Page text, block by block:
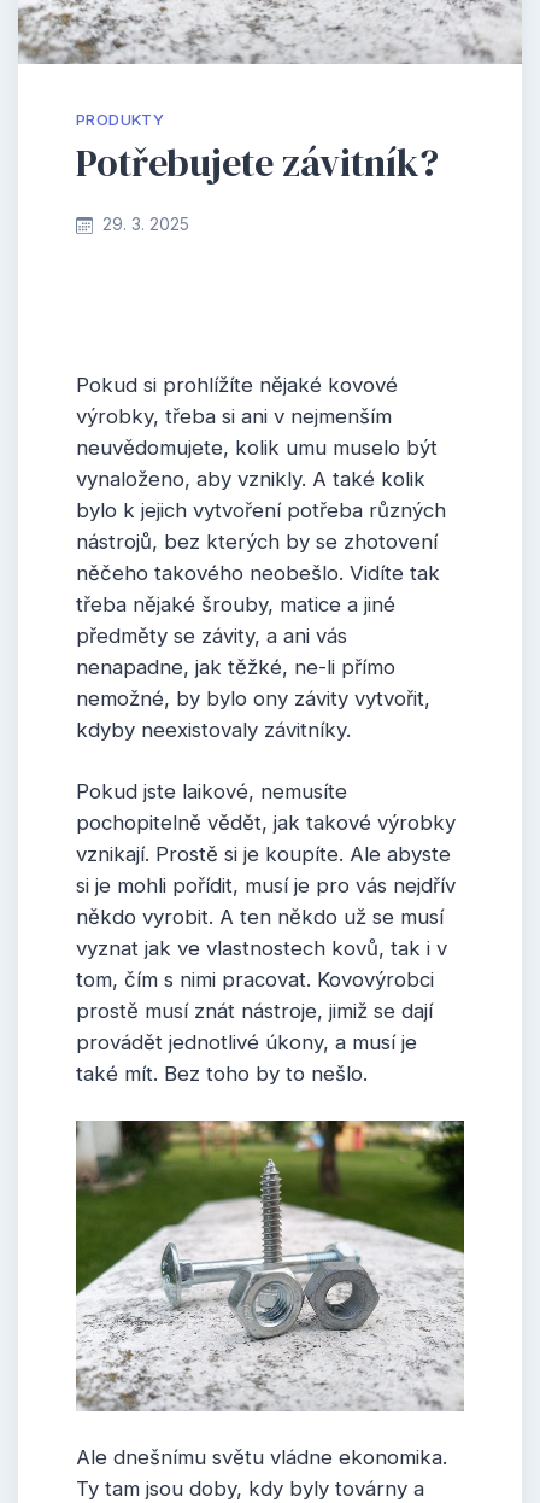
PRODUKTY
Potřebujete závitník?
29. 3. 2025
Pokud si prohlížíte nějaké kovové
výrobky, třeba si ani v nejmenším
neuvědomujete, kolik umu muselo být
vynaloženo, aby vznikly. A také kolik
bylo k jejich vytvoření potřeba různých
nástrojů, bez kterých by se zhotovení
něčeho takového neobešlo. Vidíte tak
třeba nějaké šrouby, matice a jiné
předměty se závity, a ani vás
nenapadne, jak těžké, ne-li přímo
nemožné, by bylo ony závity vytvořit,
kdyby neexistovaly závitníky.
Pokud jste laikové, nemusíte
pochopitelně vědět, jak takové výrobky
vznikají. Prostě si je koupíte. Ale abyste
si je mohli pořídit, musí je pro vás nejdřív
někdo vyrobit. A ten někdo už se musí
vyznat jak ve vlastnostech kovů, tak i v
tom, čím s nimi pracovat. Kovovýrobci
prostě musí znát nástroje, jimiž se dají
provádět jednotlivé úkony, a musí je
také mít. Bez toho by to nešlo.
Ale dnešnímu světu vládne ekonomika.
Ty tam jsou doby, kdy byly továrny a